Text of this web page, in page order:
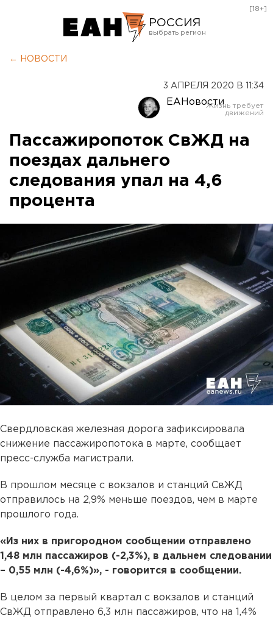
РОССИЯ
Оренбург
[18+]
← НОВОСТИ
3 АПРЕЛЯ 2020 В 11:34
ЕАНовости
Пассажиропоток СвЖД на
поездах дальнего
следования упал на 4,6
процента
Свердловская железная дорога зафиксировала
снижение пассажиропотока в марте, сообщает
пресс-служба магистрали.
В прошлом месяце с вокзалов и станций СвЖД
отправилось на 2,9% меньше поездов, чем в марте
прошлого года.
«Из них в пригородном сообщении отправлено
1,48 млн пассажиров (-2,3%), в дальнем следовании
– 0,55 млн (-4,6%)», - говорится в сообщении.
В целом за первый квартал с вокзалов и станций
СвЖД отправлено 6,3 млн пассажиров, что на 1,4%